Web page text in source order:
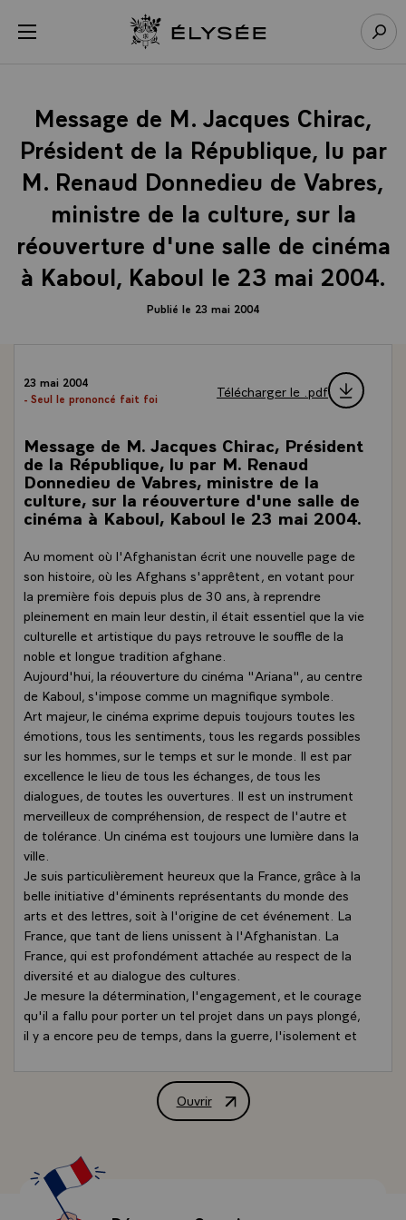
menu Retour à l’accueil Élysée
Message de M. Jacques Chirac,
Président de la République, lu par
M. Renaud Donnedieu de Vabres,
ministre de la culture, sur la
réouverture d'une salle de cinéma
à Kaboul, Kaboul le 23 mai 2004.
Publié le 23 mai 2004
23 mai 2004
- Seul le prononcé fait foi
Télécharger le .pdf
Message de M. Jacques Chirac, Président
de la République, lu par M. Renaud
Donnedieu de Vabres, ministre de la
culture, sur la réouverture d'une salle de
cinéma à Kaboul, Kaboul le 23 mai 2004.
Au moment où l'Afghanistan écrit une nouvelle page de
son histoire, où les Afghans s'apprêtent, en votant pour
la première fois depuis plus de 30 ans, à reprendre
pleinement en main leur destin, il était essentiel que la vie
culturelle et artistique du pays retrouve le souffle de la
noble et longue tradition afghane.
Aujourd'hui, la réouverture du cinéma "Ariana", au centre
de Kaboul, s'impose comme un magnifique symbole.
Art majeur, le cinéma exprime depuis toujours toutes les
émotions, tous les sentiments, tous les regards possibles
sur les hommes, sur le temps et sur le monde. Il est par
excellence le lieu de tous les échanges, de tous les
dialogues, de toutes les ouvertures. Il est un instrument
merveilleux de compréhension, de respect de l'autre et
de tolérance. Un cinéma est toujours une lumière dans la
ville.
Je suis particulièrement heureux que la France, grâce à la
belle initiative d'éminents représentants du monde des
arts et des lettres, soit à l'origine de cet événement. La
France, que tant de liens unissent à l'Afghanistan. La
France, qui est profondément attachée au respect de la
diversité et au dialogue des cultures.
Je mesure la détermination, l'engagement, et le courage
qu'il a fallu pour porter un tel projet dans un pays plongé,
il y a encore peu de temps, dans la guerre, l'isolement et
cinéma pour Kaboul ", ainsi qu'à tous ses partenaires
afghans, sans lesquels ce projet n'aurait pu voir le jour.
l'action que la communauté internationale et la France
conduisent en Afghanistan. Aider les Afghans, leurs
autorités, et en particulier le Président Karzai, à assurer
l'avenir de leur pays, à bâtir un Etat de droit jouissant de
Ouvrir
Message de M. Jacques Chirac,
Panneau de gestion des cookies